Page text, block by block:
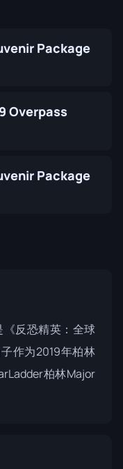
Package
Overpass
Package
反恐精英：全球
作为2019年柏林
柏林Major